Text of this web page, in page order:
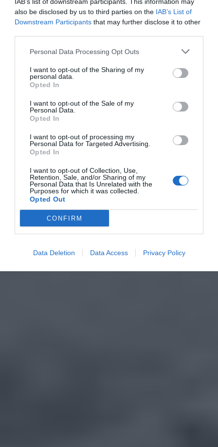
also be disclosed by us to third parties on the IAB’s List of
Downstream Participants that may further disclose it to other
Personal Data Processing Opt Outs
I want to opt-out of the Sharing of my
personal data.
Opted In
I want to opt-out of the Sale of my
Personal Data.
Opted In
I want to opt-out of processing my
Personal Data for Targeted Advertising.
Opted In
I want to opt-out of Collection, Use,
Retention, Sale, and/or Sharing of my
Personal Data that Is Unrelated with the
Purposes for which it was collected.
Opted Out
CONFIRM
Data Deletion Data Access Privacy Policy